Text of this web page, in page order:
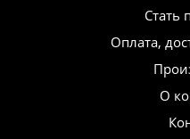
Стать
Оплата,
О